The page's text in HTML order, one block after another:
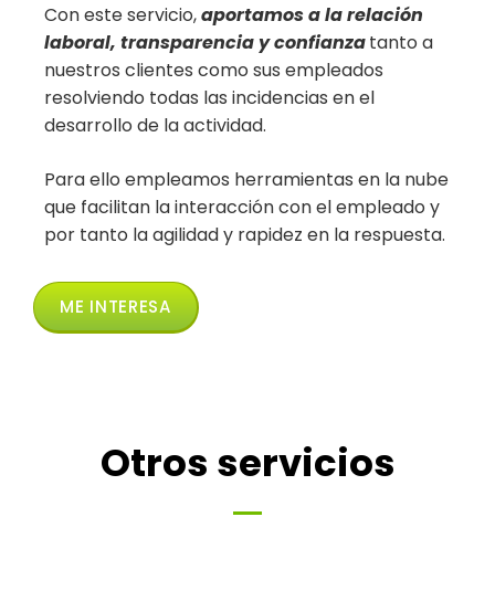
Con este servicio,aportamos a la relación
laboral, transparencia y confianzatanto a
nuestros clientes como sus empleados
resolviendo todas las incidencias en el
desarrollo de la actividad.
Para ello empleamos herramientas en la nube
que facilitan la interacción con el empleado y
por tanto la agilidad y rapidez en la respuesta.
ME INTERESA
Otros servicios